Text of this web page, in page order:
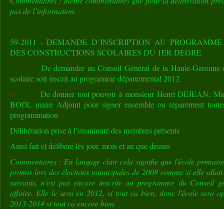
pas de l’information.
59-2011 - DEMANDE D’INSCRIPTION AU
DES CONSTRUCTIONS SCOLAIRES DU 1ER DEGRE
· De demander au Conseil Général de la Haute-Garonne
scolaire soit inscrit au programme départemental 2012.
· De donner tout pouvoir à monsieur Henri DEJEAN,
BOIX, maire Adjoint pour signer ensemble ou séparément
programmation
Délibération prise à l’unanimité des membres présents
Ainsi fait et délibéré les jour, mois et an que dessus
Commentaires : En langage clair cela signifie que l'école
promis lors des élections municipales de 2008 comme si elle
suivants, n'est pas encore inscrite au programme du Conseil
affaire. Elle le sera en 2012, si tout va bien, donc l'école sera
2013-2014 si tout va encore bien.